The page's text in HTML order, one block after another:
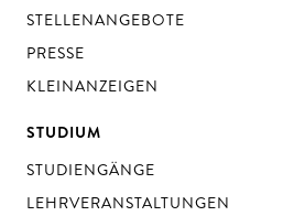
STELLENANGEBOTE
PRESSE
KLEINANZEIGEN
STUDIUM
STUDIENGÄNGE
LEHRVERANSTALTUNGEN